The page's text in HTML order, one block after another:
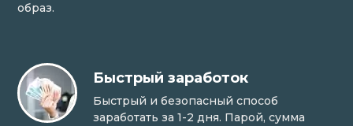
образ.
Быстрый заработок
Быстрый и безопасный способ
заработать за 1-2 дня. Парой, сумма